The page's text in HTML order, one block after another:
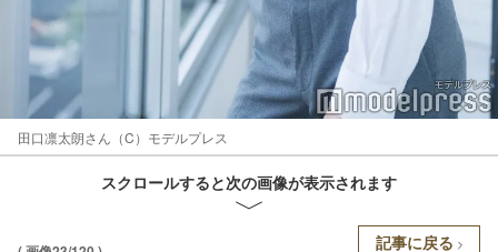
田口凛太朗さん（C）モデルプレス
スクロールすると次の画像が表示されます
記事に戻る